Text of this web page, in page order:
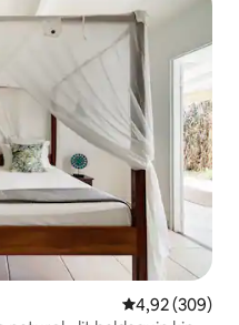
Évaluation
4,92 (309)